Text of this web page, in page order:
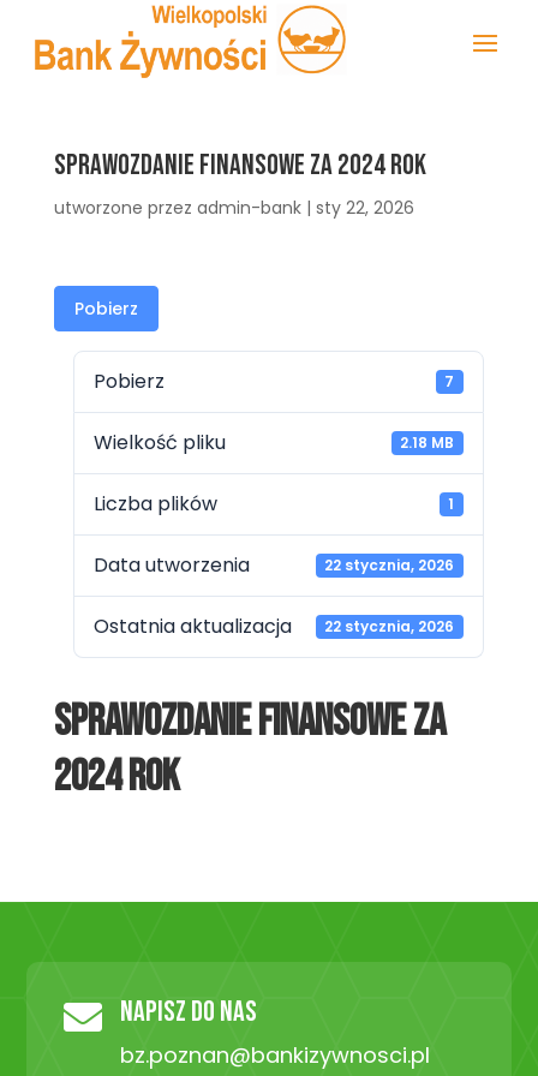
Sprawozdanie finansowe za 2024 rok
utworzone przez admin-bank| sty 22, 2026
Pobierz
Pobierz 7
Wielkość pliku 2.18 MB
Liczba plików 1
Data utworzenia 22 stycznia, 2026
Ostatnia aktualizacja 22 stycznia, 2026
Sprawozdanie finansowe za
2024 rok
 NAPISZ DO NAS
bz.poznan@bankizywnosci.pl